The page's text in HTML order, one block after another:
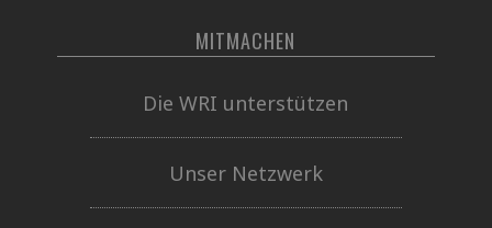
MITMACHEN
Die WRI unterstützen
Unser Netzwerk